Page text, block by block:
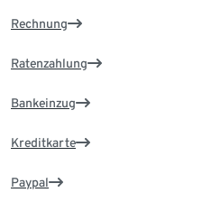
Rechnung
Ratenzahlung
Bankeinzug
Kreditkarte
Paypal